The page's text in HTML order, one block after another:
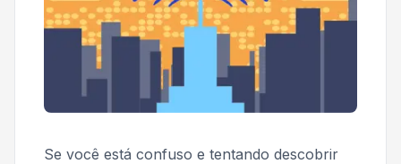
Se você está confuso e tentando descobrir